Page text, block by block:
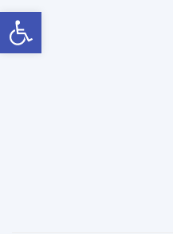
פתח